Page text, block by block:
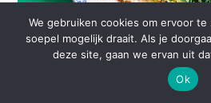
We gebruiken cookies om ervoor
soepel mogelijk draait. Als je
deze site, gaan we ervan uit
Ok